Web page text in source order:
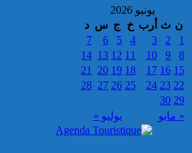
مخدر الشيرا
يونيو 2026
ن ث أرب خ ج س د
« مايو يوليو »
1
2
3
4
5
6
7
8
9
10
11
12
13
14
15
16
17
18
19
20
21
22
23
24
25
26
27
28
29
30